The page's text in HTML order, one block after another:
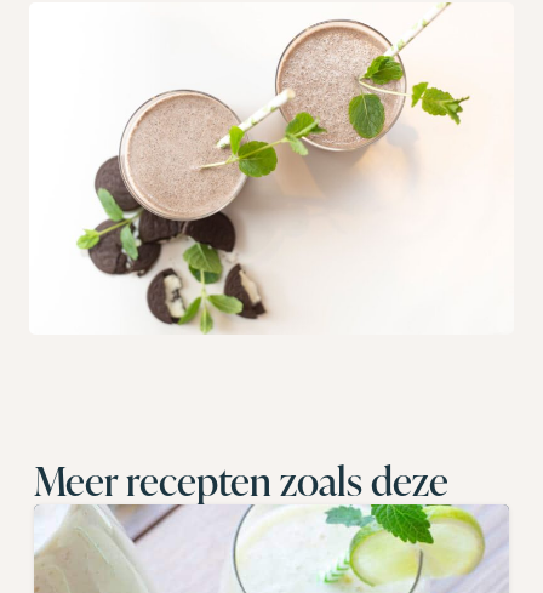
Meer recepten zoals deze